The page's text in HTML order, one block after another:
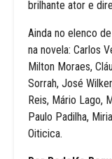
brilhante ator e
Ainda no elenco
na novela: Carlos
Milton Moraes,
Sorrah, José
Reis, Mário Lago,
Paulo Padilha,
Oiticica.